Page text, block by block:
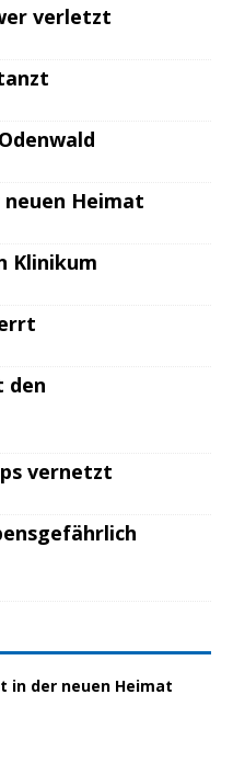
verletzt
Heimat
Klinikum
den
vernetzt
in der neuen Heimat